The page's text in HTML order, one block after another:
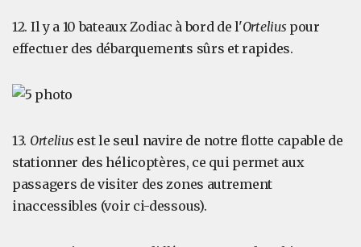
12. Il y a 10 bateaux Zodiac à bord de l'Ortelius pour
effectuer des débarquements sûrs et rapides.
13. Ortelius est le seul navire de notre flotte capable de
stationner des hélicoptères, ce qui permet aux
passagers de visiter des zones autrement
inaccessibles (voir ci-dessous).